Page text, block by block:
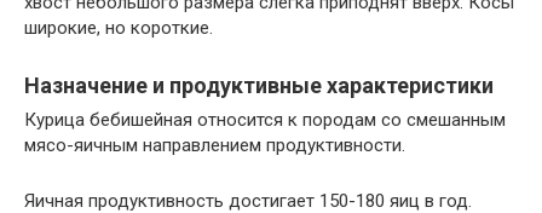
широкие, но короткие.
Назначение и продуктивные характеристики
Курица бебишейная относится к породам со смешанным
мясо-яичным направлением продуктивности.
Яичная продуктивность достигает 150-180 яиц в год.